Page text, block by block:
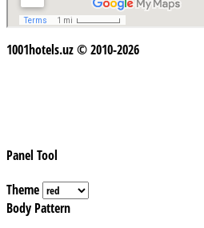
1001hotels.uz © 2010-2026
Panel Tool
Theme
Body Pattern